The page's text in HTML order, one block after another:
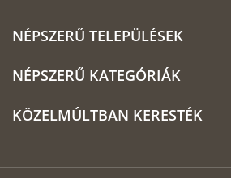
NÉPSZERŰ TELEPÜLÉSEK
NÉPSZERŰ KATEGÓRIÁK
KÖZELMÚLTBAN KERESTÉK